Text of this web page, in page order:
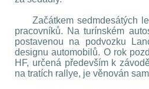
Začátkem sedmdesátých
pracovníků. Na turínském
postavenou na podvozku
designu automobilů. O rok
HF, určená především k
na tratích rallye, je věnován